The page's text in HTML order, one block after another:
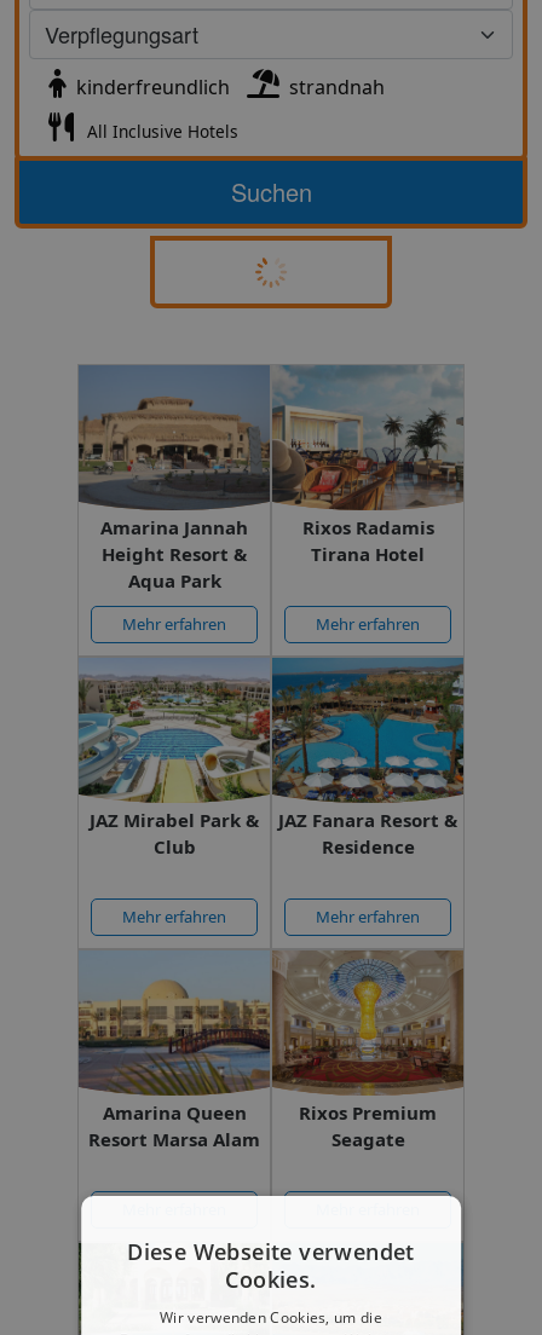
kinderfreundlich strandnah
All Inclusive Hotels
Suchen
Amarina Jannah
Height Resort &
Aqua Park
Mehr erfahren
Rixos Radamis
Tirana Hotel
Mehr erfahren
JAZ Mirabel Park &
Club
Mehr erfahren
JAZ Fanara Resort &
Residence
Mehr erfahren
Amarina Queen
Resort Marsa Alam
Rixos Premium
Seagate
Diese Webseite verwendet
Cookies.
Wir verwenden Cookies, um die